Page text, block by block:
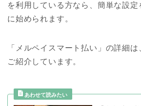
を利用している方なら、簡単な設定
に始められます。
「メルペイスマート払い」の詳細
ご紹介しています。